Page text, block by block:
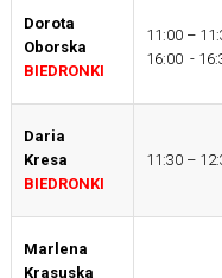
Dorota
Oborska
BIEDRONKI
11:00 –
16:00 -
Daria
Kresa
BIEDRONKI
11:30 –
Marlena
Krasuska